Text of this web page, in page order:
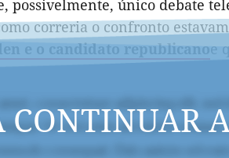
possivelmente, único debate
correria o confronto
e o candidato republicanoe
CONTINUAR